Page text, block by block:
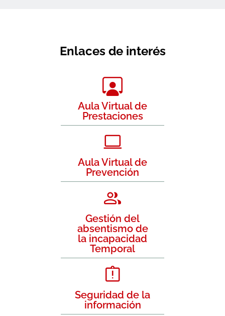
Enlaces de interés
Aula Virtual de
Prestaciones
Aula Virtual de
Prevención
Gestión del
absentismo de
la incapacidad
Temporal
Seguridad de la
información